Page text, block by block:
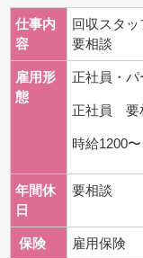
仕事内
容
回収スタ
要相談
雇用形
態
正社員・パ
正社員 要
時給1200〜
年間休
日
要相談
保険 雇用保険